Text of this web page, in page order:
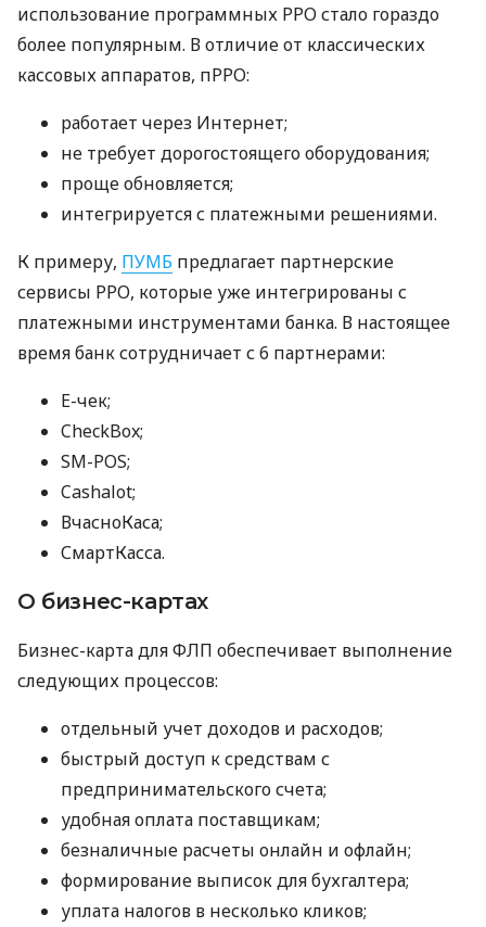
использование программных РРО стало гораздо
более популярным. В отличие от классических
кассовых аппаратов, пРРО:
работает через Интернет;
не требует дорогостоящего оборудования;
проще обновляется;
интегрируется с платежными решениями.
К примеру, ПУМБ предлагает партнерские
сервисы РРО, которые уже интегрированы с
платежными инструментами банка. В настоящее
время банк сотрудничает с 6 партнерами:
E-чек;
CheckBox;
SM-POS;
Cashalot;
ВчасноКаса;
СмартКасса.
О бизнес-картах
Бизнес-карта для ФЛП обеспечивает выполнение
следующих процессов:
отдельный учет доходов и расходов;
быстрый доступ к средствам с
предпринимательского счета;
удобная оплата поставщикам;
безналичные расчеты онлайн и офлайн;
формирование выписок для бухгалтера;
уплата налогов в несколько кликов;